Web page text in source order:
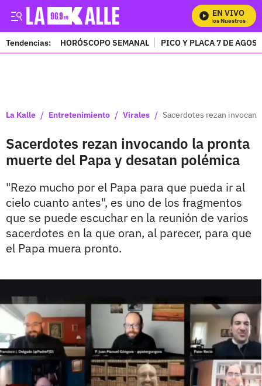
EN VIVO
Mira Todos Nuestros
Tendencias: HORÓSCOPO SEMANAL PICO Y PLACA 7 DE
La Kalle / Entretenimiento / Virales / Sacerdotes rezan
Sacerdotes rezan invocando la pronta
muerte del Papa y desatan polémica
"Rezo mucho por el Papa para que pueda ir al
cielo cuanto antes", es uno de los fragmentos
que se puede escuchar en la reunión de varios
sacerdotes en la que oran, al parecer, para que
el Papa muera pronto.